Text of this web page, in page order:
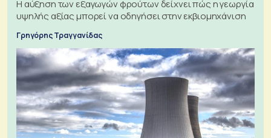
Η αύξηση των εξαγωγών φρούτων δείχνει πώς η γεωργία
υψηλής αξίας μπορεί να οδηγήσει στην εκβιομηχάνιση
Γρηγόρης Τραγγανίδας